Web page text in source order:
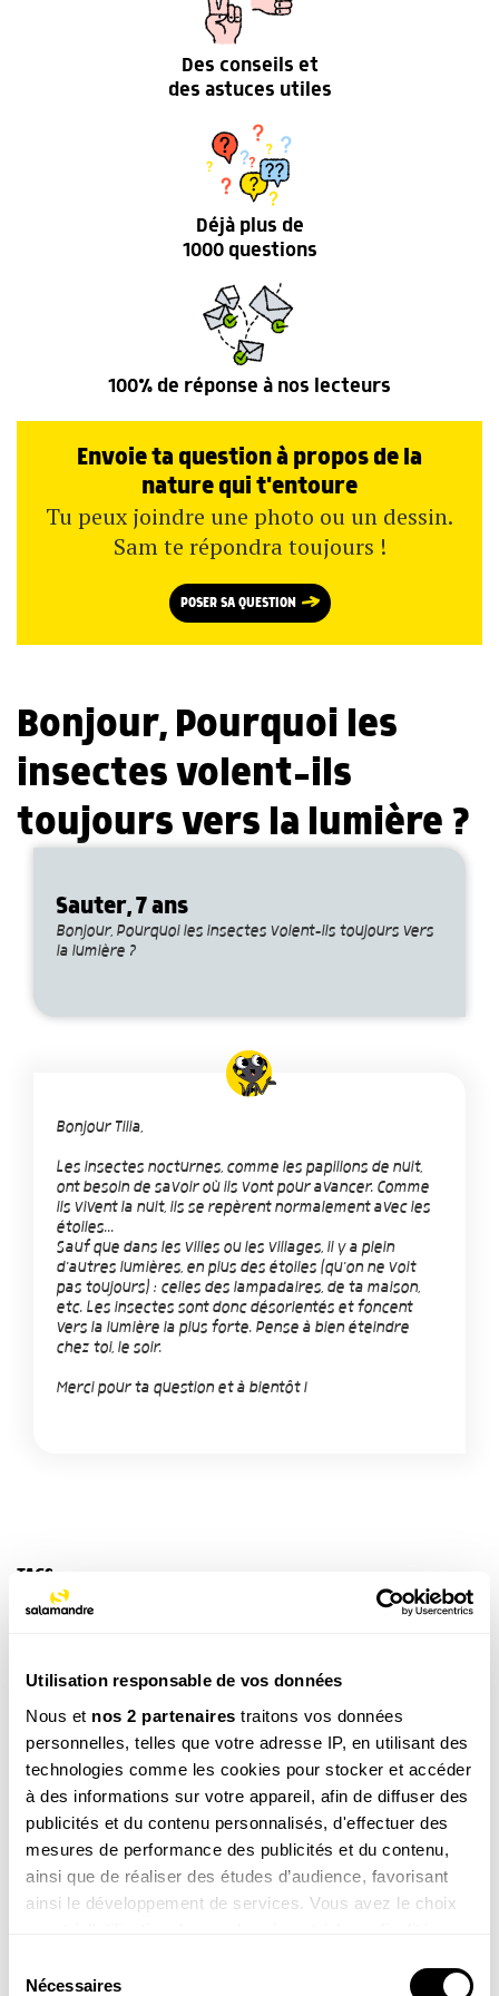
Utilisation responsable de vos données
Nous et nos 2 partenaires traitons vos données
personnelles, telles que votre adresse IP, en utilisant des
technologies comme les cookies pour stocker et accéder
à des informations sur votre appareil, afin de diffuser des
publicités et du contenu personnalisés, d'effectuer des
mesures de performance des publicités et du contenu,
ainsi que de réaliser des études d’audience, favorisant
ainsi le développement de services. Vous avez le choix
tout moment en consultant la Déclaration relative aux
Nécessaires
Des conseils et
des astuces utiles
Déjà plus de
1000 questions
100% de réponse à nos lecteurs
Envoie ta question à propos de la
nature qui t'entoure
Tu peux joindre une photo ou un dessin.
Sam te répondra toujours !
POSER SA QUESTION
Bonjour, Pourquoi les
insectes volent-ils
toujours vers la lumière ?
Sauter, 7 ans
Bonjour, Pourquoi les insectes volent-ils toujours vers
la lumière ?
Bonjour Tilia,
Les insectes nocturnes, comme les papillons de nuit,
ont besoin de savoir où ils vont pour avancer. Comme
ils vivent la nuit, ils se repèrent normalement avec les
étoiles...
Sauf que dans les villes ou les villages, il y a plein
d'autres lumières, en plus des étoiles (qu'on ne voit
pas toujours) : celles des lampadaires, de ta maison,
etc. Les insectes sont donc désorientés et foncent
vers la lumière la plus forte. Pense à bien éteindre
chez toi, le soir.
Merci pour ta question et à bientôt !
TAGS
Insecte
NOS 3 REVUES
REVUE SALAMANDRE
Plongez au coeur d'une nature insolite près de chez
vous
Découvrir la revue